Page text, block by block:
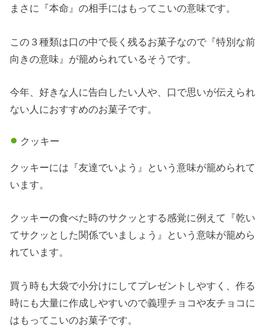
まさに『本命』の相手にはもってこいの意味です。
この３種類は口の中で長く残るお菓子なので『特別な前
向きの意味』が籠められているそうです。
今年、好きな人に告白したい人や、口で思いが伝えられ
ない人におすすめのお菓子です。
クッキー
クッキーには『友達でいよう』という意味が籠められて
います。
クッキーの食べた時のサクッとする感覚に例えて『乾い
てサクッとした関係でいましょう』という意味が籠めら
れています。
買う時も大袋で小分けにしてプレゼントしやすく、作る
時にも大量に作成しやすいので義理チョコや友チョコに
はもってこいのお菓子です。